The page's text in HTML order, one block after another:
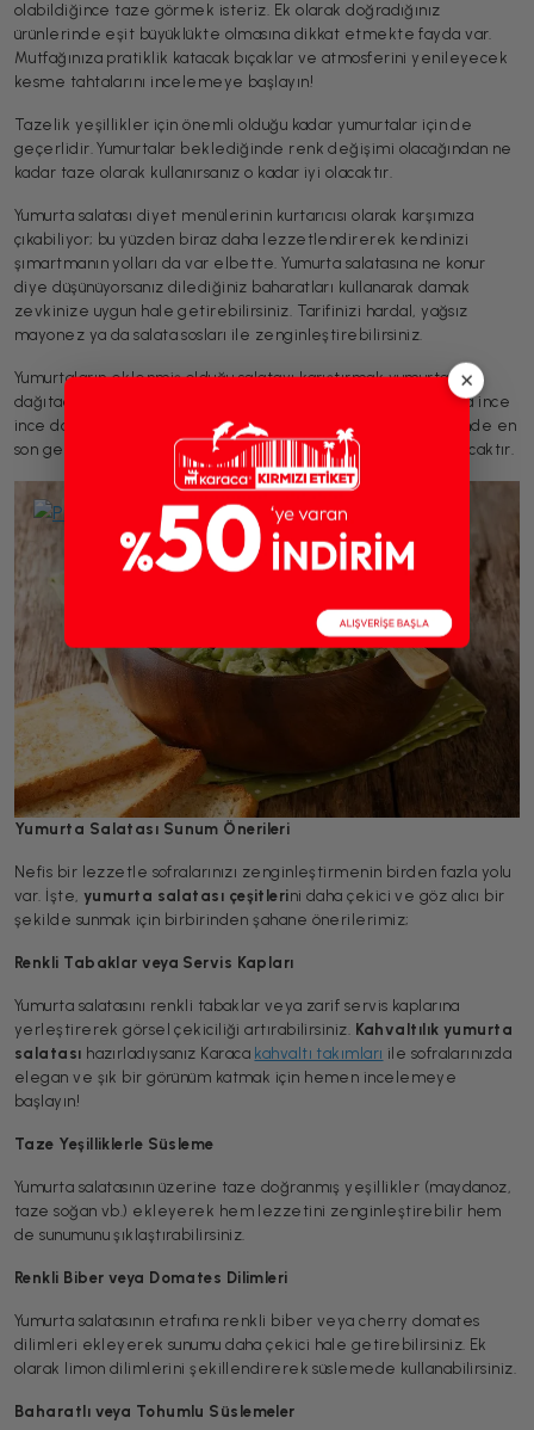
olabildiğince taze görmek isteriz. Ek olarak doğradığınız
ürünlerinde eşit büyüklükte olmasına dikkat etmekte fayda var.
Mutfağınıza pratiklik katacak bıçaklar ve atmosferini yenileyecek
kesme tahtalarını incelemeye başlayın!
Tazelik yeşillikler için önemli olduğu kadar yumurtalar için de
geçerlidir. Yumurtalar beklediğinde renk değişimi olacağından ne
kadar taze olarak kullanırsanız o kadar iyi olacaktır.
Yumurta salatası diyet menülerinin kurtarıcısı olarak karşımıza
çıkabiliyor; bu yüzden biraz daha lezzetlendirerek kendinizi
şımartmanın yolları da var elbette. Yumurta salatasına ne konur
diye düşünüyorsanız dilediğiniz baharatları kullanarak damak
zevkinize uygun hale getirebilirsiniz. Tarifinizi hardal, yağsız
mayonez ya da salata sosları ile zenginleştirebilirsiniz.
Yumurtaların eklenmiş olduğu salatayı karıştırmak yumurtayı
dağıtacağından sakıncalı olabilir. Bu yüzden hazırladığınız sosa ince
ince doğradığınız yeşilliklerden ekleyip tüm salatanın üzerinde en
son gezdirirseniz yumurtayı harmanlamanıza gerek kalmayacaktır.
Yumurta Salatası Sunum Önerileri
Nefis bir lezzetle sofralarınızı zenginleştirmenin birden fazla yolu
var. İşte, yumurta salatası çeşitlerini daha çekici ve göz alıcı bir
şekilde sunmak için birbirinden şahane önerilerimiz;
Renkli Tabaklar veya Servis Kapları
Yumurta salatasını renkli tabaklar veya zarif servis kaplarına
yerleştirerek görsel çekiciliği artırabilirsiniz. Kahvaltılık yumurta
salatası hazırladıysanız Karaca kahvaltı takımları ile sofralarınızda
elegan ve şık bir görünüm katmak için hemen incelemeye
başlayın!
Taze Yeşilliklerle Süsleme
Yumurta salatasının üzerine taze doğranmış yeşillikler (maydanoz,
taze soğan vb.) ekleyerek hem lezzetini zenginleştirebilir hem
de sunumunu şıklaştırabilirsiniz.
Renkli Biber veya Domates Dilimleri
Yumurta salatasının etrafına renkli biber veya cherry domates
dilimleri ekleyerek sunumu daha çekici hale getirebilirsiniz. Ek
olarak limon dilimlerini şekillendirerek süslemede kullanabilirsiniz.
Baharatlı veya Tohumlu Süslemeler
×